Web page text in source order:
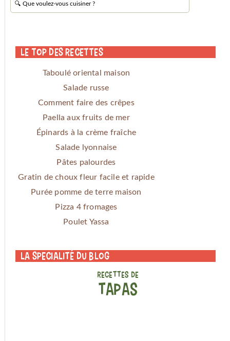
Le Top des Recettes
Taboulé oriental maison
Salade russe
Comment faire des crêpes
Paella aux fruits de mer
Épinards à la crème fraîche
Salade lyonnaise
Pâtes palourdes
Gratin de choux fleur facile et rapide
Purée pomme de terre maison
Pizza 4 fromages
Poulet Yassa
La specialité du blog
RECETTES DE
TAPAS